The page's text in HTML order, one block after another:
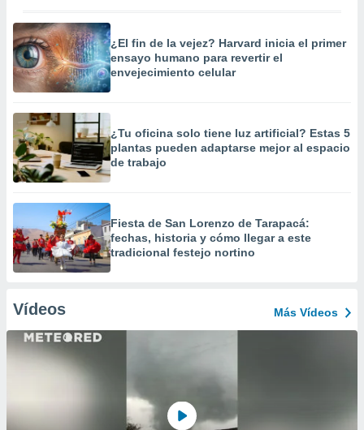
¿El fin de la vejez? Harvard inicia el primer
ensayo humano para revertir el
envejecimiento celular
¿Tu oficina solo tiene luz artificial? Estas 5
plantas pueden adaptarse mejor al espacio
de trabajo
Fiesta de San Lorenzo de Tarapacá:
fechas, historia y cómo llegar a este
tradicional festejo nortino
Vídeos Más Vídeos